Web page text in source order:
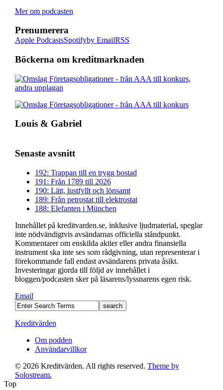
Mer om podcasten
Prenumerera
Apple PodcastsSpotifyby EmailRSS
Böckerna om kreditmarknaden
Louis & Gabriel
Senaste avsnitt
192: Trappan till en trygg bostad
191: Från 1789 till 2026
190: Lätt, lustfyllt och lönsamt
189: Från petrostat till elektrostat
188: Elefanten i München
Innehållet på kreditvarden.se, inklusive ljudmaterial, speglar
inte nödvändigtvis avsändarnas officiella ståndpunkt.
Kommentarer om enskilda aktier eller andra finansiella
instrument ska inte ses som rådgivning, utan representerar i
förekommande fall endast avsändarens privata åsikt.
Investeringar gjorda till följd av innehållet i
bloggen/podcasten sker på läsarens/lyssnarens egen risk.
Email
Kreditvärden
Om podden
Användarvillkor
© 2026 Kreditvärden. All rights reserved. Theme by
Solostream.
Top